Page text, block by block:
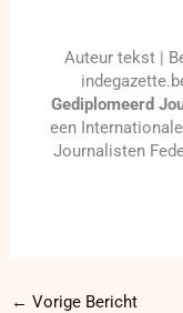
Auteur tekst |
Gediplomeerd
een
Journalisten
← Vorige Bericht